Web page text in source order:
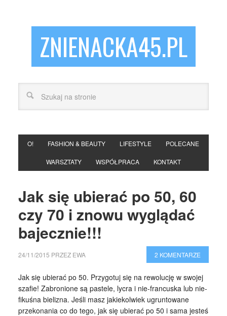
ZNIENACKA45.PL
O! FASHION & BEAUTY LIFESTYLE POLECANE
WARSZTATY WSPÓŁPRACA KONTAKT
Jak się ubierać po 50, 60
czy 70 i znowu wyglądać
bajecznie!!!
24/11/2015 PRZEZ EWA 2 KOMENTARZE
Jak się ubierać po 50. Przygotuj się na rewolucję w swojej
szafie! Zabronione są pastele, lycra i nie-francuska lub nie-
fikuśna bielizna. Jeśli masz jakiekolwiek ugruntowane
przekonania co do tego, jak się ubierać po 50 i sama jesteś